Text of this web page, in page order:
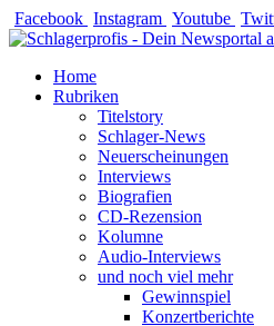
Zum
Inhalt
Facebook Instagram Youtube
Home
Rubriken
Titelstory
Schlager-News
Neuerscheinungen
Interviews
Biografien
CD-Rezension
Kolumne
Audio-Interviews
und noch viel mehr
Gewinnspiel
Konzertberichte